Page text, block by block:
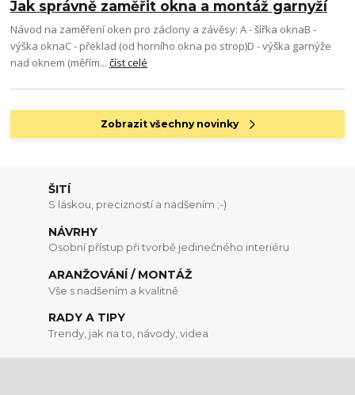
Jak správně zaměřit okna a montáž garnyží
Návod na zaměření oken pro záclony a závěsy: A - šířka oknaB -
výška oknaC - překlad (od horního okna po strop)D - výška garnýže
nad oknem (měřím...číst celé
Zobrazit všechny novinky
ŠITÍ
S láskou, precizností a nadšením ;-)
NÁVRHY
Osobní přístup při tvorbě jedinečného interiéru
ARANŽOVÁNÍ / MONTÁŽ
Vše s nadšením a kvalitně
RADY A TIPY
Trendy, jak na to, návody, videa